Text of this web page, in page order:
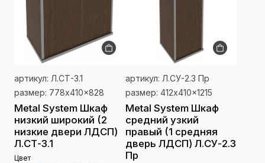
артикул: Л.СТ-3.1
размер: 778x410x828
Metal System Шкаф
низкий широкий (2
низкие двери ЛДСП)
Л.СТ-3.1
Цвет
артикул: Л.СУ-2.3 Пр
размер: 412x410x1215
Metal System Шкаф
средний узкий
правый (1 средняя
дверь ЛДСП) Л.СУ-2.3
Пр